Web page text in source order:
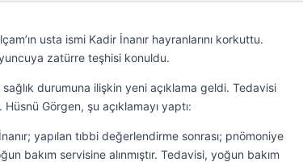
usta ismi Kadir İnanır hayranlarını korkuttu.
zatürre teşhisi konuldu.
durumuna ilişkin yeni açıklama geldi. Tedavisi
Görgen, şu açıklamayı yaptı:
yapılan tıbbi değerlendirme sonrası; pnömoniye
bakım servisine alınmıştır. Tedavisi, yoğun bakım